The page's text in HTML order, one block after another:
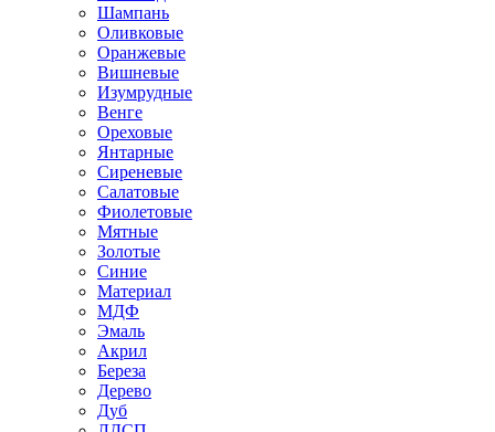
Шампань
Оливковые
Оранжевые
Вишневые
Изумрудные
Венге
Ореховые
Янтарные
Сиреневые
Салатовые
Фиолетовые
Мятные
Золотые
Синие
Материал
МДФ
Эмаль
Акрил
Береза
Дерево
Дуб